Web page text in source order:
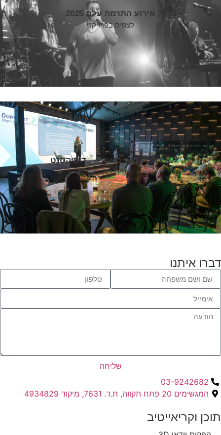
אירוע התרמה עלם 2025
לצפיה בפרויקט
אירוע השקה סאנופי – דופיקסנט
לצפיה בפרויקט
דברו איתנו
שליחה
03-9242682
המגשימים 20 פתח תקווה, ת.ד. 7631, מיקוד 4934829
תוכן וקריאייטיב ​